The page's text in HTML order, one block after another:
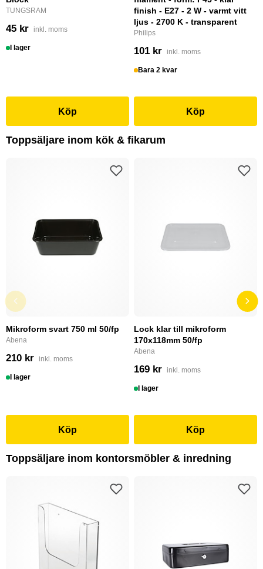
TUNGSRAM
45 kr inkl. moms
I lager
Köp
finish - E27 - 2 W - varmt vitt
ljus - 2700 K - transparent
Philips
101 kr inkl. moms
Bara 2 kvar
Köp
Toppsäljare inom kök & fikarum
Mikroform svart 750 ml 50/fp
Abena
210 kr inkl. moms
I lager
Köp
Lock klar till mikroform
170x118mm 50/fp
Abena
169 kr inkl. moms
I lager
Köp
Toppsäljare inom kontorsmöbler & inredning